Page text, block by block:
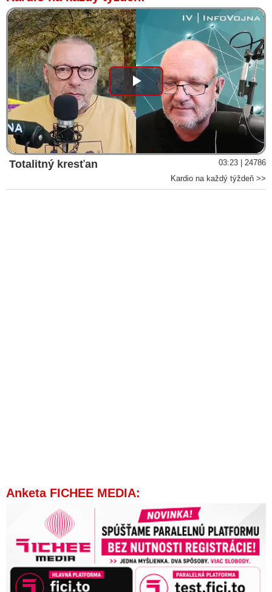
Play
Video
Totalitný kresťan
03:23 | 24786
Kardio na každý týždeň >>
Anketa FICHEE MEDIA: